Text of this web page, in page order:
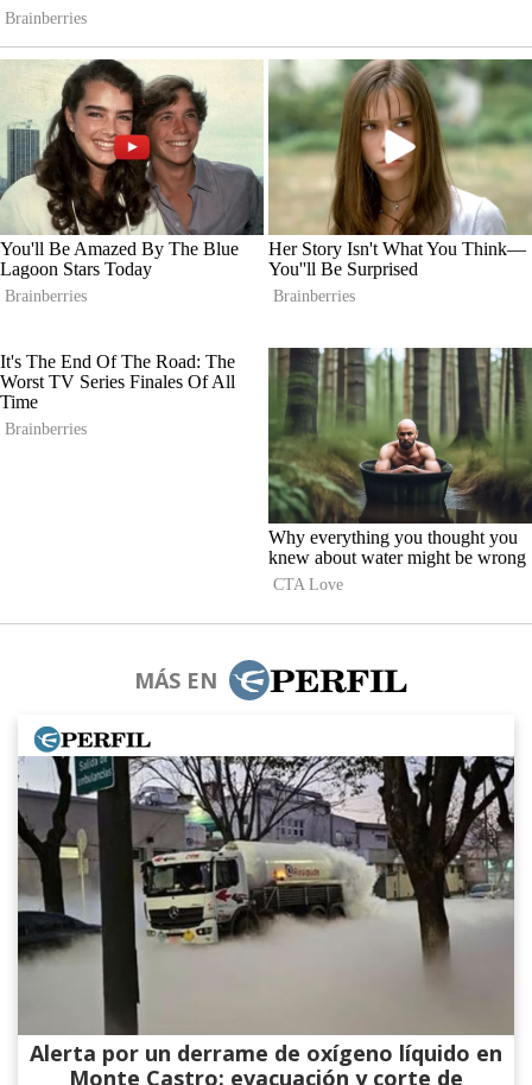
MÁS EN
Alerta por un derrame de oxígeno líquido en
Monte Castro: evacuación y corte de